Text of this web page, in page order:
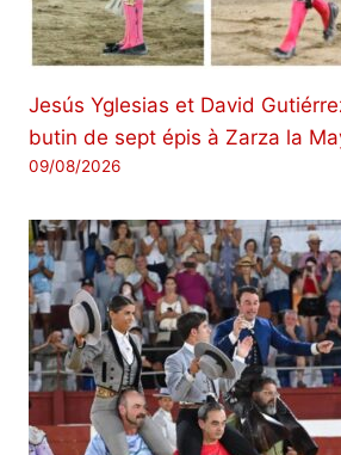
Jesús Yglesias et David
butin de sept épis à Zarza la
09/08/2026